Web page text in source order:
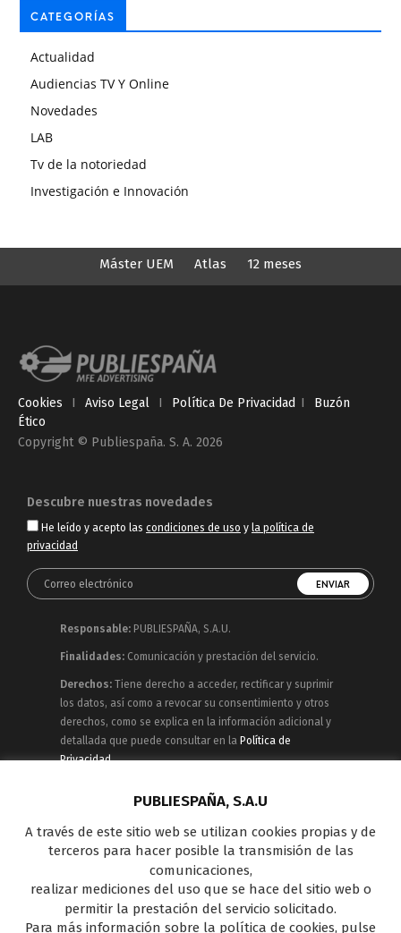
CATEGORÍAS
Actualidad
Audiencias TV Y Online
Novedades
LAB
Tv de la notoriedad
Investigación e Innovación
Máster UEM Atlas 12 meses
Cookies I Aviso Legal I Política De Privacidad I
Buzón
Ético
Copyright © Publiespaña. S. A. 2026
Descubre nuestras novedades
He leído y acepto las condiciones de uso y la política de
privacidad
Responsable: PUBLIESPAÑA, S.A.U.
Finalidades: Comunicación y prestación del servicio.
Derechos: Tiene derecho a acceder, rectificar y suprimir
los datos, así como a revocar su consentimiento y otros
derechos, como se explica en la información adicional y
detallada que puede consultar en la Política de
Privacidad
Publiespaña es empresa de Mediaset España
canales en abierto: Telecinco, Cuatro, Factoría de Ficción,
Boing, Divinity , Energy y Be Mad, así como de una amplia
oferta en el panorama de medios y con una gran
experiencia en la comercialización de diferentes
soportes en Internet y TV Outdoor Digital.
PUBLIESPAÑA, S.A.U
A través de este sitio web se utilizan cookies propias y de
terceros para hacer posible la transmisión de las
comunicaciones,
realizar mediciones del uso que se hace del sitio web o
permitir la prestación del servicio solicitado.
Para más información sobre la política de cookies, pulse